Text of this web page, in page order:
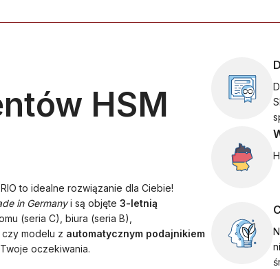
HSM
to idealne rozwiązanie dla Ciebie!
in Germanyi są objęte 3-letnią
(seria C), biura (seria B),
modelu z automatycznym podajnikiem
oczekiwania.